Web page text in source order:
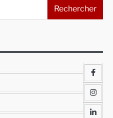
Rechercher